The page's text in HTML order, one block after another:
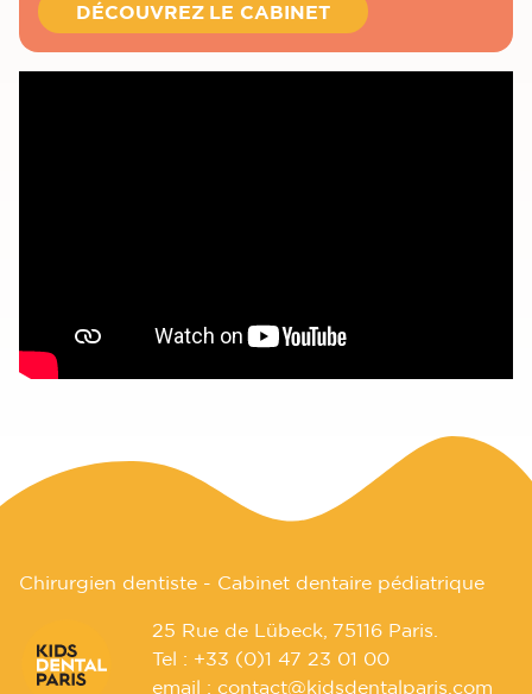
DÉCOUVREZ LE CABINET
Chirurgien dentiste - Cabinet dentaire pédiatrique
25 Rue de Lübeck, 75116 Paris.
Tel : +33 (0)1 47 23 01 00
email : contact@kidsdentalparis.com